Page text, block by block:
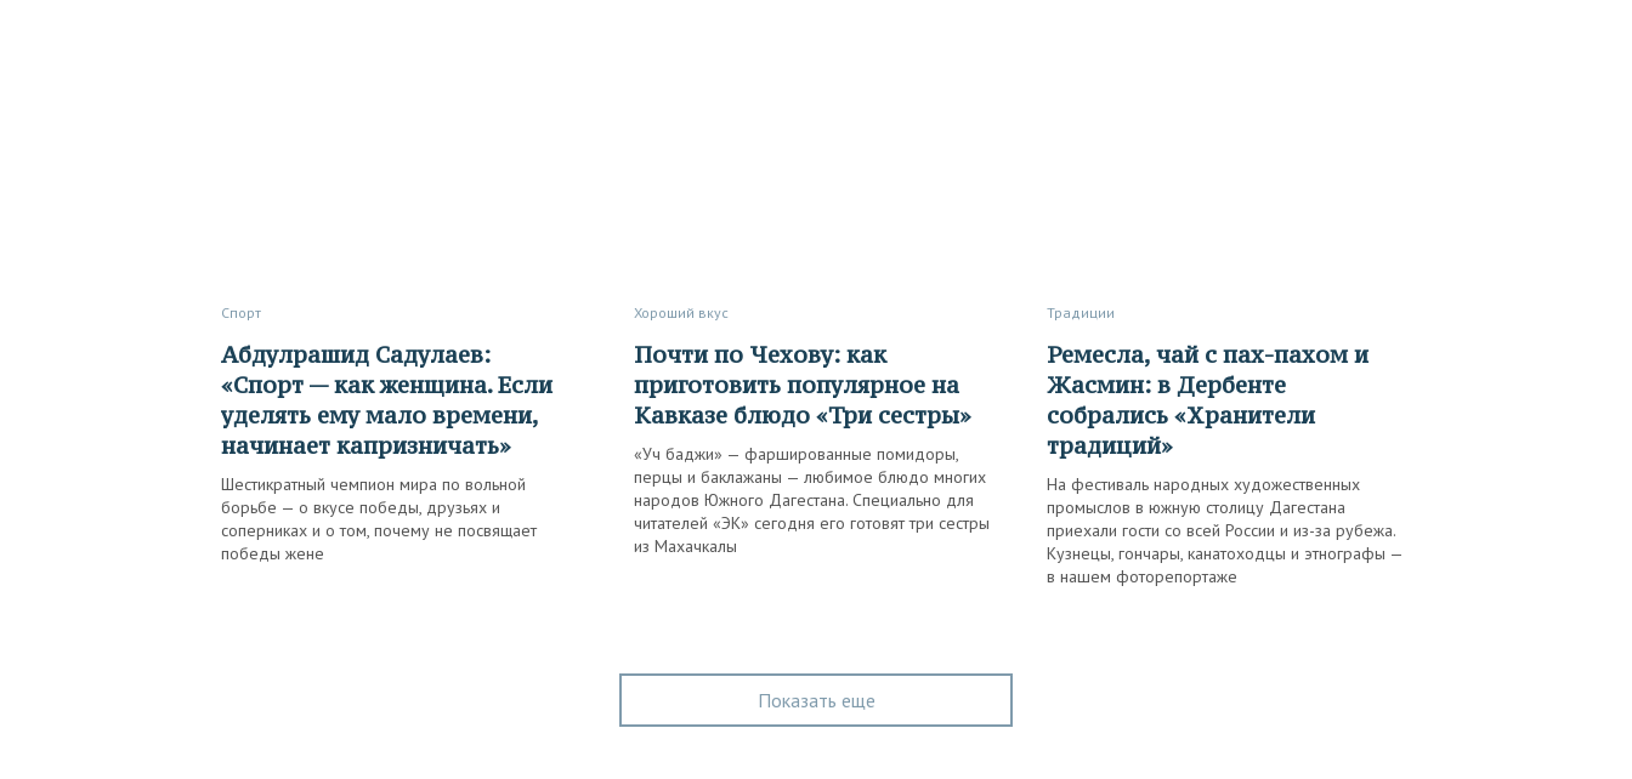
Спорт
Абдулрашид Садулаев:
«Спорт — как женщина. Если
уделять ему мало времени,
начинает капризничать»
Шестикратный чемпион мира по вольной
борьбе — о вкусе победы, друзьях и
соперниках и о том, почему не посвящает
победы жене
Хороший вкус
Почти по Чехову: как
приготовить популярное на
Кавказе блюдо «Три сестры»
«Уч баджи» — фаршированные помидоры,
перцы и баклажаны — любимое блюдо многих
народов Южного Дагестана. Специально для
читателей «ЭК» сегодня его готовят три сестры
из Махачкалы
Традиции
Ремесла, чай с пах-пахом и
Жасмин: в Дербенте
собрались «Хранители
традиций»
На фестиваль народных художественных
промыслов в южную столицу Дагестана
приехали гости со всей России и из-за рубежа.
Кузнецы, гончары, канатоходцы и этнографы —
в нашем фоторепортаже
Показать еще